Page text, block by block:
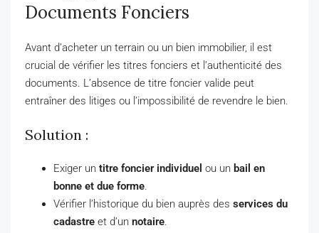
Documents Fonciers
Avant d’acheter un terrain ou un bien immobilier, il est
crucial de vérifier les titres fonciers et l’authenticité des
documents. L’absence de titre foncier valide peut
entraîner des litiges ou l’impossibilité de revendre le bien.
Solution :
Exiger un titre foncier individuel ou un bail en
bonne et due forme.
Vérifier l’historique du bien auprès des services du
cadastre et d’un notaire.